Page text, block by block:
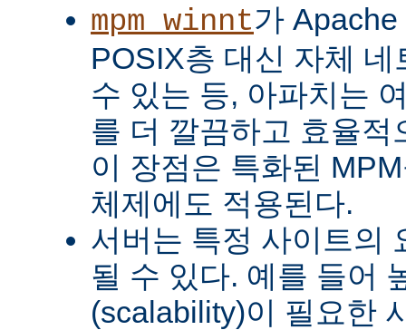
mpm_winnt가
POSIX층 대신 자체
수 있는 등, 아파치는
를 더 깔끔하고 효율적
이 장점은 특화된
체제에도 적용된다.
서버는 특정 사이트의
될 수 있다. 예를 들어
(scalability)이 필요한